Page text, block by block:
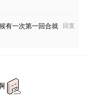
回复
有一次第一回合就